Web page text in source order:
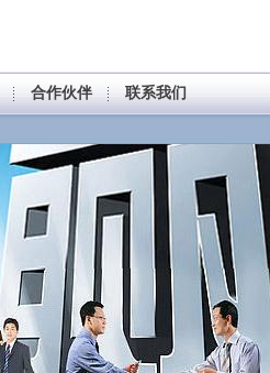
合作伙伴 联系我们